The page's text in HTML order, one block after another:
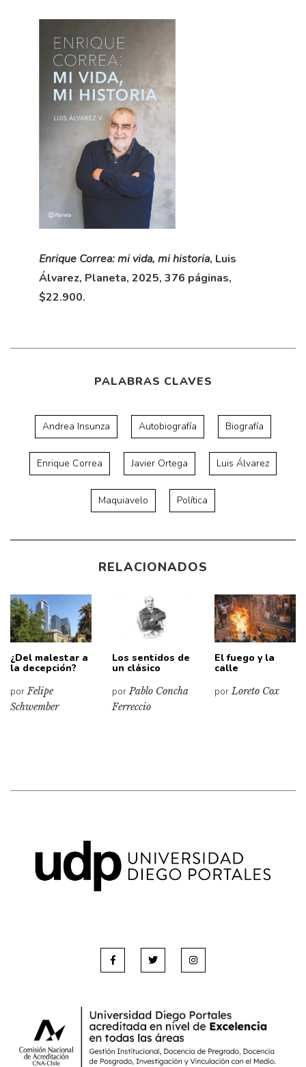
Enrique Correa: mi vida, mi historia, Luis
Álvarez, Planeta, 2025, 376 páginas,
$22.900.
PALABRAS CLAVES
Andrea Insunza Autobiografía Biografía
Enrique Correa Javier Ortega Luis Álvarez
Maquiavelo Política
RELACIONADOS
¿Del malestar a
la decepción?
porFelipe
Schwember
Los sentidos de
un clásico
porPablo Concha
Ferreccio
El fuego y la
calle
porLoreto Cox